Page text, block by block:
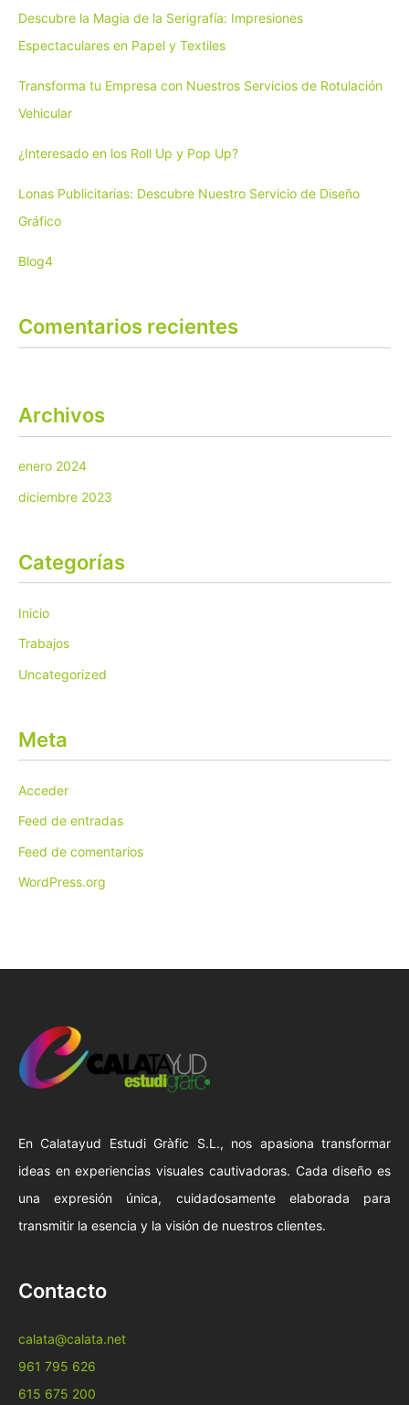
Descubre la Magia de la Serigrafía: Impresiones
Espectaculares en Papel y Textiles
Transforma tu Empresa con Nuestros Servicios de Rotulación
Vehicular
¿Interesado en los Roll Up y Pop Up?
Lonas Publicitarias: Descubre Nuestro Servicio de Diseño
Gráfico
Blog4
Comentarios recientes
Archivos
enero 2024
diciembre 2023
Categorías
Inicio
Trabajos
Uncategorized
Meta
Acceder
Feed de entradas
Feed de comentarios
WordPress.org
En Calatayud Estudi Gràfic S.L., nos apasiona transformar
ideas en experiencias visuales cautivadoras. Cada diseño es
una expresión única, cuidadosamente elaborada para
transmitir la esencia y la visión de nuestros clientes.
Contacto
calata@calata.net
961 795 626
615 675 200